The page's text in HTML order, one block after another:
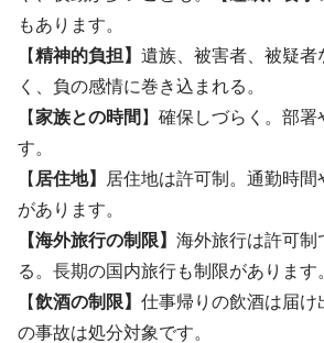
もあります。
【精神的負担】 遺族、被害者、被疑者
く、負の感情に巻き込まれる。
【家族との時間 】確保しづらく。部署
す。
【 居住地】
居住地は許可制。通勤時
があります。
【海外旅行の制限】 海外旅行は許可制
る。長期の国内旅行も制限があります
【飲酒の制限】 仕事帰りの飲酒は届け
の事故は処分対象です。